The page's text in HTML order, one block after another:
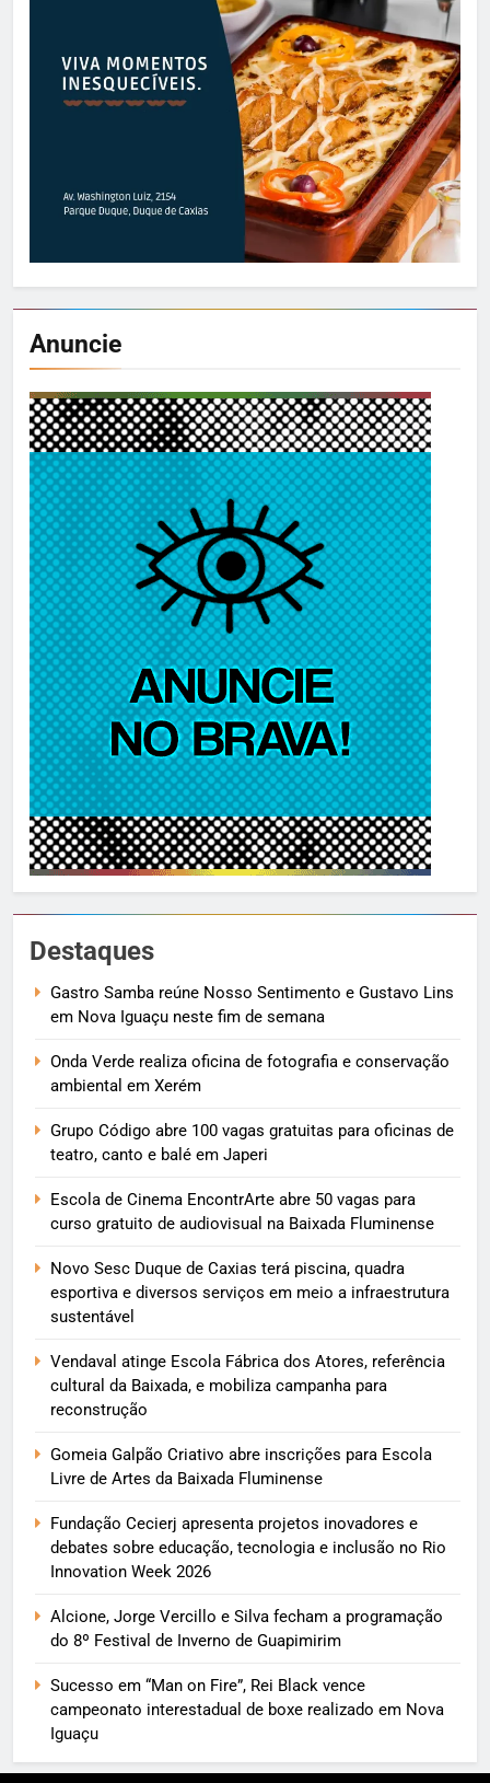
Anuncie
Destaques
Gastro Samba reúne Nosso Sentimento e Gustavo Lins
em Nova Iguaçu neste fim de semana
Onda Verde realiza oficina de fotografia e conservação
ambiental em Xerém
Grupo Código abre 100 vagas gratuitas para oficinas de
teatro, canto e balé em Japeri
Escola de Cinema EncontrArte abre 50 vagas para
curso gratuito de audiovisual na Baixada Fluminense
Novo Sesc Duque de Caxias terá piscina, quadra
esportiva e diversos serviços em meio a infraestrutura
sustentável
Vendaval atinge Escola Fábrica dos Atores, referência
cultural da Baixada, e mobiliza campanha para
reconstrução
Gomeia Galpão Criativo abre inscrições para Escola
Livre de Artes da Baixada Fluminense
Fundação Cecierj apresenta projetos inovadores e
debates sobre educação, tecnologia e inclusão no Rio
Innovation Week 2026
Alcione, Jorge Vercillo e Silva fecham a programação
do 8º Festival de Inverno de Guapimirim
Sucesso em “Man on Fire”, Rei Black vence
campeonato interestadual de boxe realizado em Nova
Iguaçu